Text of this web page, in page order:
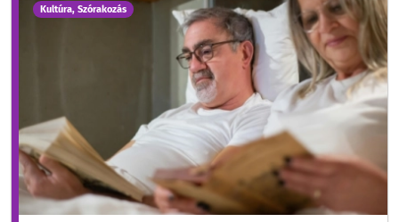
Kultúra, Szórakozás